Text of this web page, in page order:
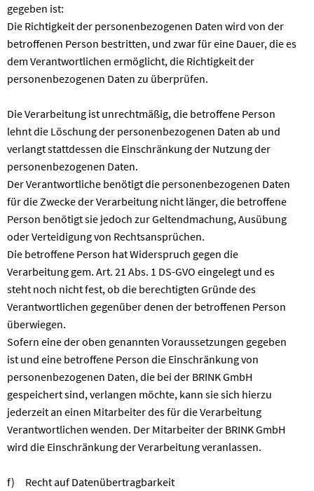
gegeben ist:
Die Richtigkeit der personenbezogenen Daten wird von der
betroffenen Person bestritten, und zwar für eine Dauer, die es
dem Verantwortlichen ermöglicht, die Richtigkeit der
personenbezogenen Daten zu überprüfen.
Die Verarbeitung ist unrechtmäßig, die betroffene Person
lehnt die Löschung der personenbezogenen Daten ab und
verlangt stattdessen die Einschränkung der Nutzung der
personenbezogenen Daten.
Der Verantwortliche benötigt die personenbezogenen Daten
für die Zwecke der Verarbeitung nicht länger, die betroffene
Person benötigt sie jedoch zur Geltendmachung, Ausübung
oder Verteidigung von Rechtsansprüchen.
Die betroffene Person hat Widerspruch gegen die
Verarbeitung gem. Art. 21 Abs. 1 DS-GVO eingelegt und es
steht noch nicht fest, ob die berechtigten Gründe des
Verantwortlichen gegenüber denen der betroffenen Person
überwiegen.
Sofern eine der oben genannten Voraussetzungen gegeben
ist und eine betroffene Person die Einschränkung von
personenbezogenen Daten, die bei der BRINK GmbH
gespeichert sind, verlangen möchte, kann sie sich hierzu
jederzeit an einen Mitarbeiter des für die Verarbeitung
Verantwortlichen wenden. Der Mitarbeiter der BRINK GmbH
wird die Einschränkung der Verarbeitung veranlassen.
f) Recht auf Datenübertragbarkeit